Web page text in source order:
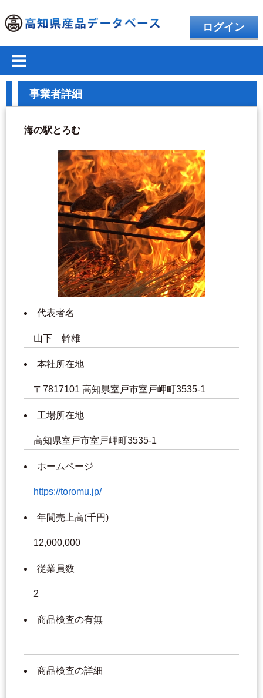
ログイン
事業者詳細
海の駅とろむ
代表者名
山下 幹雄
本社所在地
〒7817101 高知県室戸市室戸岬町3535-1
工場所在地
高知県室戸市室戸岬町3535-1
ホームページ
https://toromu.jp/
年間売上高(千円)
12,000,000
従業員数
2
商品検査の有無
商品検査の詳細